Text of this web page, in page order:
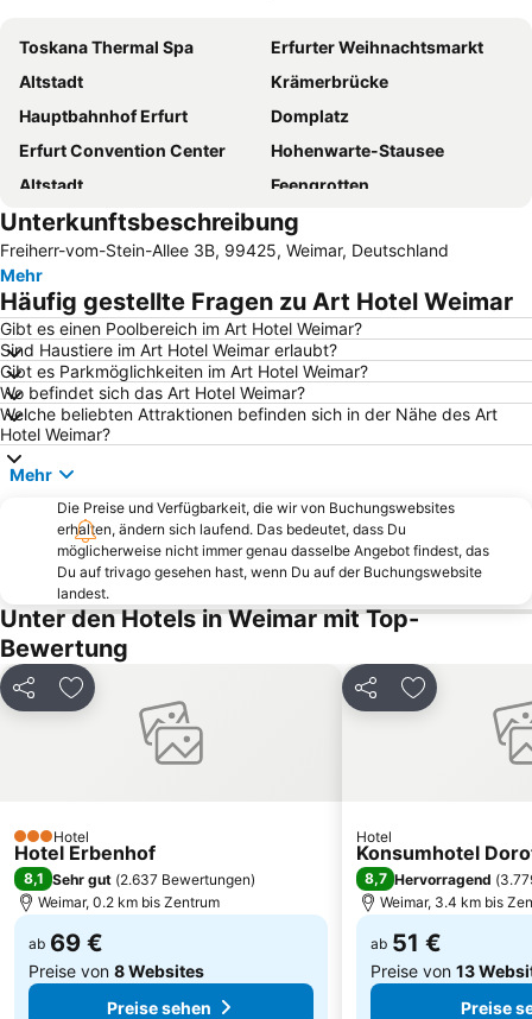
Toskana Thermal Spa
Erfurter Weihnachtsmarkt
Altstadt
Krämerbrücke
Hauptbahnhof Erfurt
Domplatz
Erfurt Convention Center
Hohenwarte-Stausee
Altstadt
Feengrotten
Flughafen Erfurt-Weimar
Gradierwerk Bad Kösen
Kaisersaal Erfurt
Kristall Sauna-Wellnesspark
EGA Erfurt
Rotkäppchen Sektkellerei
Schloß Apolda
Stotternheim
egapark Lichterfest
Zur Henne
Bahnhof Weimar
Erfurt Zoo & Aquarium
Marktplatz Freyburg
Tierpark Gotha
Gispersleben
Erfurter Hof
SAALEMAXX
Jagdhaus Gabelbach
Linderbach
Legefeld - Holzdorf
Museum Leuchtenburg
Bindersleben
Saale-Unstrut-Tours
Zwiebelmarkt Weimar
F-Haus
Steigerwaldstadion
Buchenwald Memorial
Dornburger Schlösser
Kloster Memleben
Marktplatz Weimar
Gelmeroda
Unterkunftsbeschreibung
Freiherr-vom-Stein-Allee 3B, 99425, Weimar, Deutschland
Mehr
Häufig gestellte Fragen zu Art Hotel Weimar
Gibt es einen Poolbereich im Art Hotel Weimar?
Sind Haustiere im Art Hotel Weimar erlaubt?
Gibt es Parkmöglichkeiten im Art Hotel Weimar?
Wo befindet sich das Art Hotel Weimar?
Welche beliebten Attraktionen befinden sich in der Nähe des Art
Hotel Weimar?
Mehr
Die Preise und Verfügbarkeit, die wir von Buchungswebsites
erhalten, ändern sich laufend. Das bedeutet, dass Du
möglicherweise nicht immer genau dasselbe Angebot findest, das
Du auf trivago gesehen hast, wenn Du auf der Buchungswebsite
landest.
Unter den Hotels in Weimar mit Top-
Bewertung
Teilen Zu Favoriten hinzufügen
3 Sterne
Hotel
Hotel Erbenhof
8,1 Sehr gut (2.637 Bewertungen)
Weimar, 0.2 km bis Zentrum
ab 69 €
Preise von 8 Websites
Preise sehen
Teilen Zu Favoriten
Hotel
Konsumhotel
8,7 Hervorragend (
Weimar, 3.4 km bis
ab 51 €
Preise von 13
Preise